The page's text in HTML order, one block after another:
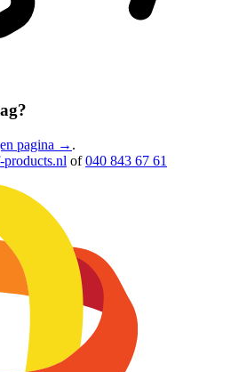
pagina → .
of040 843 67 61